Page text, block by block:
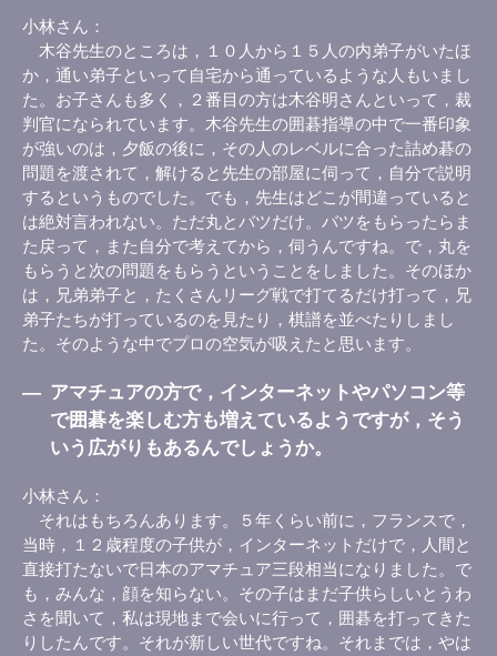
小林さん
木谷先生のところは，１０人から１５人の内弟子がいたほ
か，通い弟子といって自宅から通っているような人もいまし
た。お子さんも多く，２番目の方は木谷明さんといって，裁
判官になられています。木谷先生の囲碁指導の中で一番印象
が強いのは，夕飯の後に，その人のレベルに合った詰め碁の
問題を渡されて，解けると先生の部屋に伺って，自分で説明
するというものでした。でも，先生はどこが間違っていると
は絶対言われない。ただ丸とバツだけ。バツをもらったらま
た戻って，また自分で考えてから，伺うんですね。で，丸を
もらうと次の問題をもらうということをしました。そのほか
は，兄弟弟子と，たくさんリーグ戦で打てるだけ打って，兄
弟子たちが打っているのを見たり，棋譜を並べたりしまし
た。そのような中でプロの空気が吸えたと思います。
― アマチュアの方で，インターネットやパソコン等
で囲碁を楽しむ方も増えているようですが，そう
いう広がりもあるんでしょうか。
小林さん
それはもちろんあります。５年くらい前に，フランスで，
当時，１２歳程度の子供が，インターネットだけで，人間と
直接打たないで日本のアマチュア三段相当になりました。で
も，みんな，顔を知らない。その子はまだ子供らしいとうわ
さを聞いて，私は現地まで会いに行って，囲碁を打ってきた
りしたんです。それが新しい世代ですね。それまでは，やは